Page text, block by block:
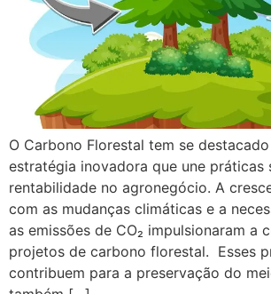
O Carbono Florestal tem se
estratégia inovadora que une práticas
rentabilidade no agronegócio. A
com as mudanças climáticas e a
as emissões de CO₂ impulsionaram a
projetos de carbono florestal. Esses
contribuem para a preservação do